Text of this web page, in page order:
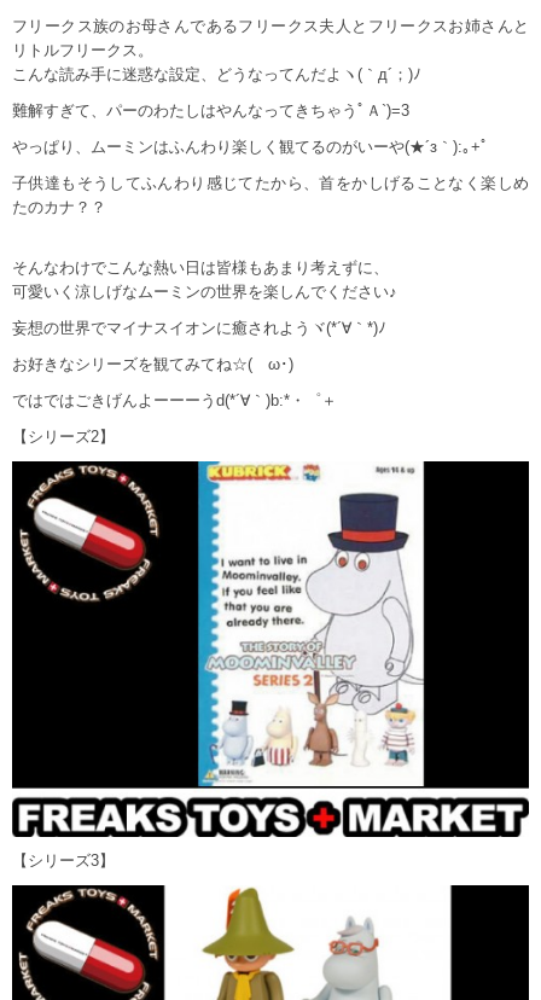
フリークス族のお母さんであるフリークス夫人とフリークスお姉さんと
リトルフリークス。
こんな読み手に迷惑な設定、どうなってんだよヽ(｀д´；)ﾉ
難解すぎて、パーのわたしはやんなってきちゃうﾟＡ`)=3
やっぱり、ムーミンはふんわり楽しく観てるのがいーや(★´з｀):｡+ﾟ
子供達もそうしてふんわり感じてたから、首をかしげることなく楽しめ
たのカナ？？
そんなわけでこんな熱い日は皆様もあまり考えずに、
可愛いく涼しげなムーミンの世界を楽しんでください♪
妄想の世界でマイナスイオンに癒されようヾ(*´∀｀*)ﾉ
お好きなシリーズを観てみてね☆(ゝω･)
ではではごきげんよーーーうd(*´∀｀)b:*・゜＋
【シリーズ2】
【シリーズ3】